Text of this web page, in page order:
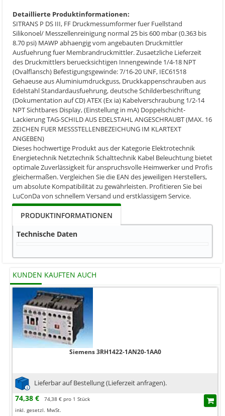
Detaillierte Produktinformationen:
SITRANS P DS III, FF Druckmessumformer fuer Fuellstand
Silikonoel/ Messzellenreinigung normal 25 bis 600 mbar (0.363 bis
8.70 psi) MAWP abhaengig vom angebauten Druckmittler
Ausfuehrung fuer Membrandruckmittler. Zusaetzliche Lieferzeit
des Druckmittlers beruecksichtigen Innengewinde 1/4-18 NPT
(Ovalflansch) Befestigungsgewinde: 7/16-20 UNF, IEC61518
Gehaeuse aus Aluminiumdruckguss, Druckkappenschrauben aus
Edelstahl Standardausfuehrung, deutsche Schilderbeschriftung
(Dokumentation auf CD) ATEX (Ex ia) Kabelverschraubung 1/2-14
NPT Sichtbares Display, (Einstellung in mA) Doppelschicht-
Lackierung TAG-SCHILD AUS EDELSTAHL ANGESCHRAUBT (MAX. 16
ZEICHEN FUER MESSSTELLENBEZEICHUNG IM KLARTEXT
ANGEBEN)
Dieses hochwertige Produkt aus der Kategorie Elektrotechnik
Energietechnik Netztechnik Schalttechnik Kabel Beleuchtung bietet
optimale Zuverlässigkeit für anspruchsvolle Heimwerker und Profis
gleichermaßen. Vergleichen Sie die EAN des jeweiligen Herstellers,
um absolute Kompatibilität zu gewährleisten. Profitieren Sie bei
LuConDa von schnellem Versand und erstklassigem Service.
PRODUKTINFORMATIONEN
Technische Daten
KUNDEN KAUFTEN AUCH
Siemens 3RH1422-1AN20-1AA0
Lieferbar auf Bestellung (Lieferzeit anfragen).
74,38 €
74,38 € pro 1 Stück
inkl. gesetzl. MwSt.